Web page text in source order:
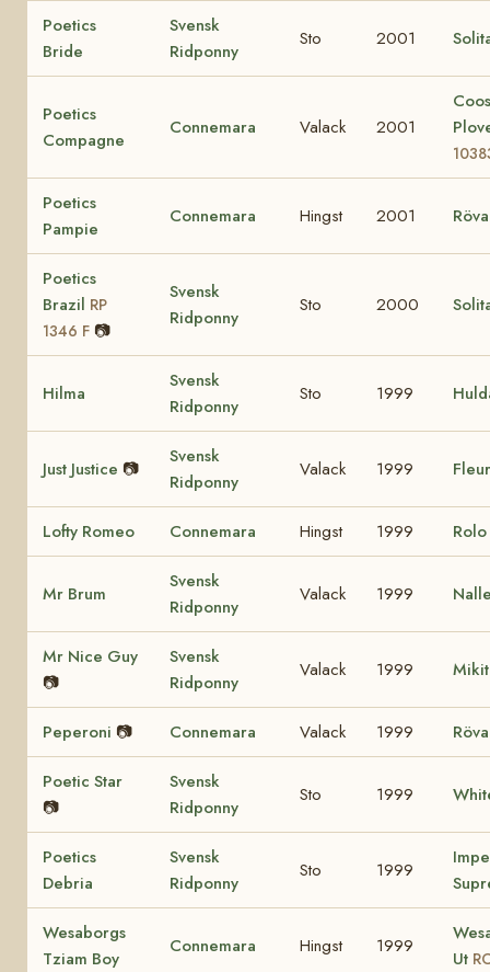
Poetics
Bride
Svensk
Ridponny
Sto 2001
Poetics
Compagne
Connemara Valack 2001
Poetics
Pampie
Connemara Hingst 2001
Poetics
Brazil RP
1346 F 📷
Svensk
Ridponny
Sto 2000
Hilma
Svensk
Ridponny
Sto 1999
Just Justice 📷
Svensk
Ridponny
Valack 1999
Lofty Romeo Connemara Hingst 1999 Rolo
Mr Brum
Svensk
Ridponny
Valack 1999
Mr Nice Guy
📷
Svensk
Ridponny
Valack 1999
Peperoni 📷 Connemara Valack 1999
Poetic Star
📷
Svensk
Ridponny
Sto 1999
Poetics
Debria
Svensk
Ridponny
Sto 1999
Wesaborgs
Tziam Boy
Connemara Hingst 1999
Ut